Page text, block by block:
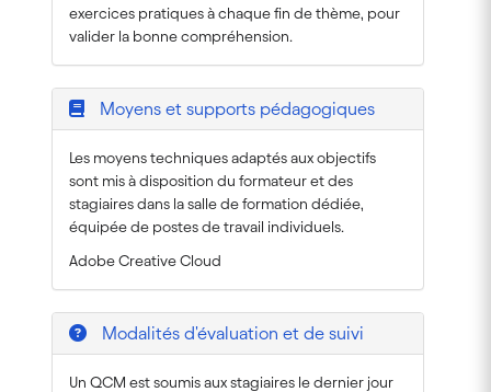
exercices pratiques à chaque fin de thème, pour
valider la bonne compréhension.
Moyens et supports pédagogiques
Les moyens techniques adaptés aux objectifs
sont mis à disposition du formateur et des
stagiaires dans la salle de formation dédiée,
équipée de postes de travail individuels.
Adobe Creative Cloud
Modalités d'évaluation et de suivi
Un QCM est soumis aux stagiaires le dernier jour